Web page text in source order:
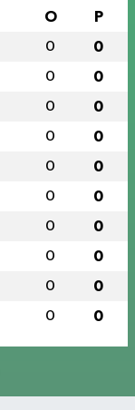
O P
0 0
0 0
0 0
0 0
0 0
0 0
0 0
0 0
0 0
0 0